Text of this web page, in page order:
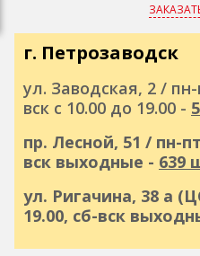
г. Петрозаводск
ул. Заводская, 2 / пн-
вск с 10.00 до 19.00 -
пр. Лесной, 51 / пн-
вск выходные - 639
ул. Ригачина, 38 а
19.00, сб-вск